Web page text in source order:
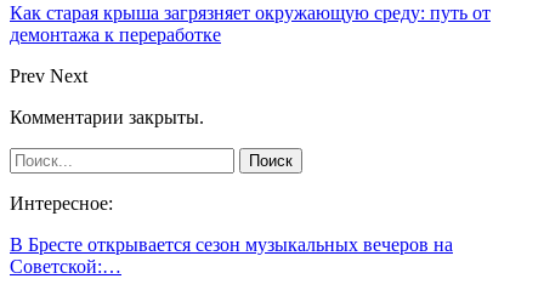
Как старая крыша загрязняет окружающую среду: путь от
демонтажа к переработке
Prev Next
Комментарии закрыты.
Интересное:
В Бресте открывается сезон музыкальных вечеров на
Советской:…